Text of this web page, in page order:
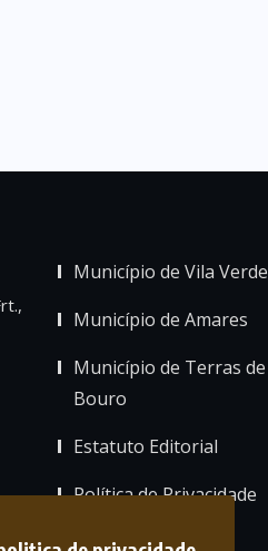
Município de Vila Verde
Município de Amares
Município de Terras de
Bouro
Estatuto Editorial
Política de Privacidade